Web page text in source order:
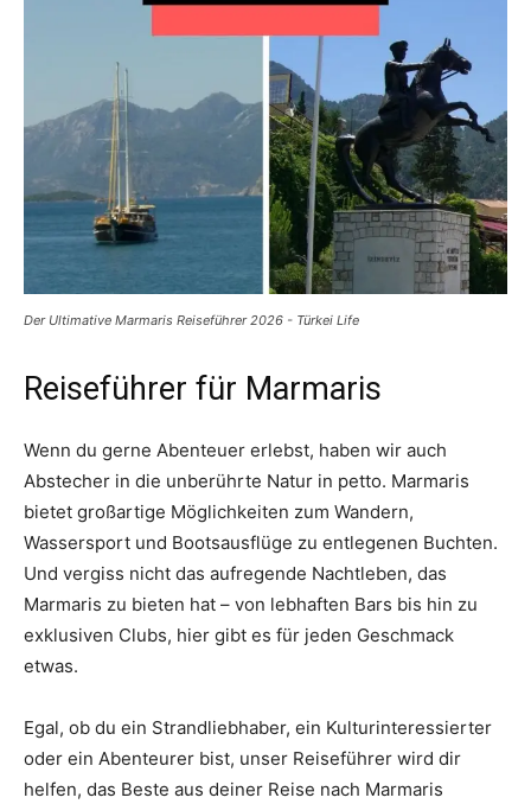
Der Ultimative Marmaris Reiseführer 2026 - Türkei Life
Reiseführer für Marmaris
Wenn du gerne Abenteuer erlebst, haben wir auch
Abstecher in die unberührte Natur in petto. Marmaris
bietet großartige Möglichkeiten zum Wandern,
Wassersport und Bootsausflüge zu entlegenen Buchten.
Und vergiss nicht das aufregende Nachtleben, das
Marmaris zu bieten hat – von lebhaften Bars bis hin zu
exklusiven Clubs, hier gibt es für jeden Geschmack
etwas.
Egal, ob du ein Strandliebhaber, ein Kulturinteressierter
oder ein Abenteurer bist, unser Reiseführer wird dir
helfen, das Beste aus deiner Reise nach Marmaris